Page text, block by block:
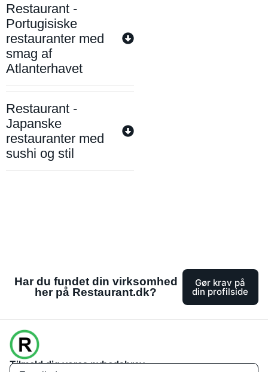
Restaurant -
Portugisiske
restauranter med
smag af
Atlanterhavet
Restaurant -
Japanske
restauranter med
sushi og stil
Har du fundet din virksomhed
her på Restaurant.dk?
Gør krav på
din profilside
Tilmeld dig vores nyhedsbrev